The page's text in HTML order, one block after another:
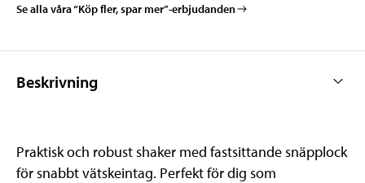
Se alla våra “Köp fler, spar mer”-erbjudanden
Beskrivning
Praktisk och robust shaker med fastsittande snäpplock
för snabbt vätskeintag. Perfekt för dig som